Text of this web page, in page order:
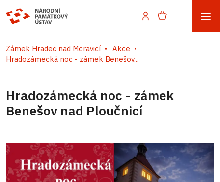
Zámek Hradec nad Moravicí
Akce
Hradozámecká noc - zámek Benešov...
Hradozámecká noc - zámek
Benešov nad Ploučnicí